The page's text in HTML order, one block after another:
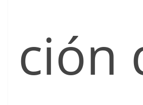
ción